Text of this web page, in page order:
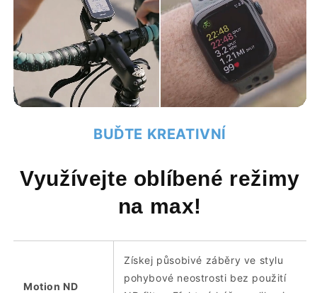
BUĎTE KREATIVNÍ
Využívejte oblíbené režimy
na max!
Motion ND
Získej působivé záběry ve stylu
pohybové neostrosti bez použití